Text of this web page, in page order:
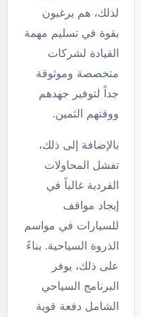
لذلك، هم يرغبون
بقوة في تسليم مهمة
القيادة لشركات
متخصصة وموثوقة
جداً لتوفير جهدهم
ووقتهم الثمين.
بالإضافة إلى ذلك،
تفشل المحاولات
الفردية غالباً في
إيجاد مواقف
للسيارات في مواسم
الذروة السياحية. بناءً
على ذلك، يوفر
البرنامج السياحي
الشامل دفعة قوية